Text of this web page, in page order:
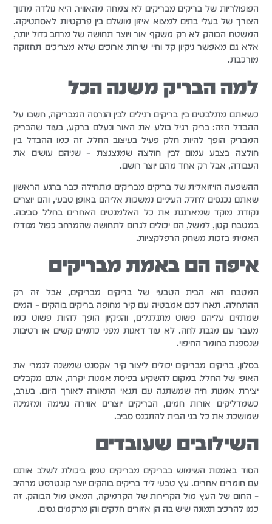
הפופולריות של בריקים מבריקים לא צמחה מהאוויר. היא נולדה מתוך
הצורך של בעלי בתים למצוא איזון מושלם בין פרקטיות לאסתטיקה.
המשטח הבוהק לא רק משקף אור ויוצר תחושה של מרחב גדול יותר,
אלא גם מאפשר ניקיון קל וחיי שירות ארוכים שלא מצריכים תחזוקה
מורכבת.
למה הבריק משנה הכל
כשאתם מתלבטים בין בריקים רגילים לבין הגרסה המבריקה, חשבו על
ההבדל הזה: בריק רגיל בולע את האור ונעלם ברקע, בעוד שהבריק
המבריק הופך להיות חלק פעיל בעיצוב החלל. זה כמו ההבדל בין
חולצה בצבע עמום לבין חולצה שמנצנצת – שניהם עושים את
העבודה, אבל רק אחד מהם יוצר רושם.
ההשפעה הויזואלית של בריקים מבריקים מתחילה כבר ברגע הראשון
שאתם נכנסים לחלל. העיניים נמשכות אליהם באופן טבעי, והם יוצרים
נקודת מוקד שמארגנת את כל האלמנטים האחרים בחלל סביבה.
במטבח קטן, למשל, הם יכולים לגרום לתחושה שהמרחב כפול מגודלו
האמיתי בזכות משחק הרפלקציות.
איפה הם באמת מבריקים
המטבח הוא הבית הטבעי של בריקים מבריקים, אבל זה רק
ההתחלה. תארו לכם אמבטיה עם קיר מחופה בריקים בוהקים – המים
שמתזים עליהם פשוט מתגלגלים, והניקיון הופך להיות פשוט כמו
מעבר עם מגבת לחה. לא עוד דאגות מפני כתמים קשים או רטיבות
שנספגת בחומר החיפוי.
בסלון, בריקים מבריקים יכולים ליצור קיר אקסנט שמשנה לגמרי את
האופי של החלל. במקום להשקיע בפיסת אמנות יקרה, אתם מקבלים
יצירת אמנות חיה שמשתנה עם תנאי התאורה לאורך היום. בערב,
כשמדליקים אורות חמים, הבריקים יוצרים אווירה נעימה ומזמינה
שמושכת את כל בני הבית להתכנס סביב.
השילובים שעובדים
הסוד באמנות השימוש בבריקים מבריקים טמון ביכולת לשלב אותם
עם חומרים אחרים. עץ טבעי ליד בריקים בוהקים יוצר קונטרסט מרהיב
– החום של העץ מול הקרירות של הקרמיקה, המאט מול הבוהק. זה
כמו להרכיב תמונה שיש בה הן אזורים חלקים והן מרקמים גסים.